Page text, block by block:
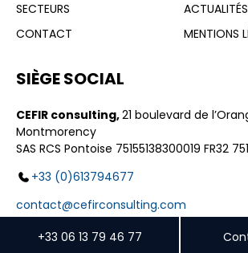
+33 06 13 79 46 77
SECTEURS
ACTUALITÉS
CONTACT
MENTIONS
SIÈGE SOCIAL
CEFIR consulting,21 boulevard de
Montmorency
SAS RCS Pontoise 75155138300019 FR32
+33 (0)613794677
contact@cefirconsulting.com